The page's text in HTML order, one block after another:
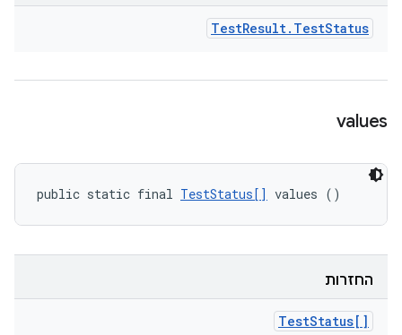
TestResult. TestStatus
values
public static final TestStatus[] values ()
החזרות
TestStatus[]